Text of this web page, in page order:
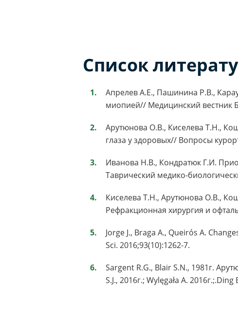
Список
Апрелев А.Е., Пашинина Р.В.,
миопией// Медицинский вестник
Арутюнова О.В., Киселева Т.Н.,
глаза у здоровых// Вопросы
Иванова Н.В., Кондратюк Г.И.
Таврический медико-
Киселева Т.Н., Арутюнова О.В.,
Рефракционная хирургия и
Jorge J., Braga A., Queirós A.
Sci. 2016;93(10):1262-7.
Sargent R.G., Blair S.N., 1981г.
S.J., 2016г.; Wylęgała A. 2016г.;.Ding